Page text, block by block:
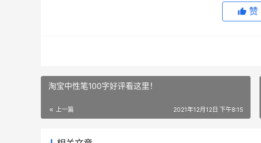
赞
淘宝中性笔100字好评看这里！
上一篇 2021年12月12日 下午8:15